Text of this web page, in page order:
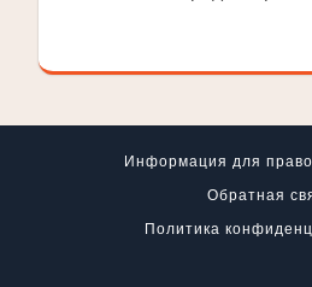
Информация для
Обратная
Политика